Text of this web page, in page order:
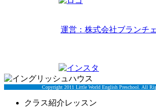
運営：株式会社ブランチ
Copyright 2011 Little World English Preschool. All
クラス紹介レッスン